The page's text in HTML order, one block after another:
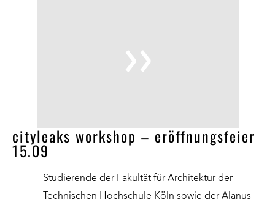
cityleaks workshop – eröffnungsfeier
15.09
Studierende der Fakultät für Architektur der
Technischen Hochschule Köln sowie der Alanus